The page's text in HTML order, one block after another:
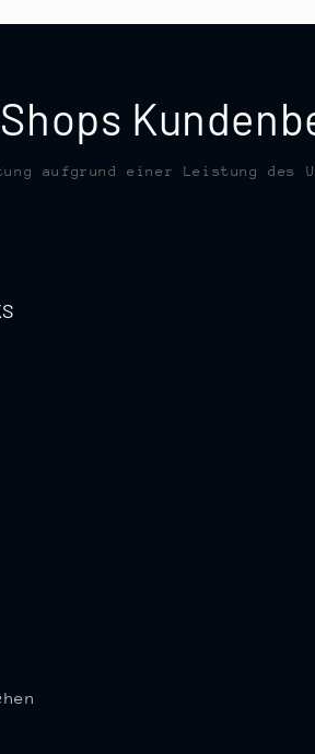
aufgrund einer Leistung des